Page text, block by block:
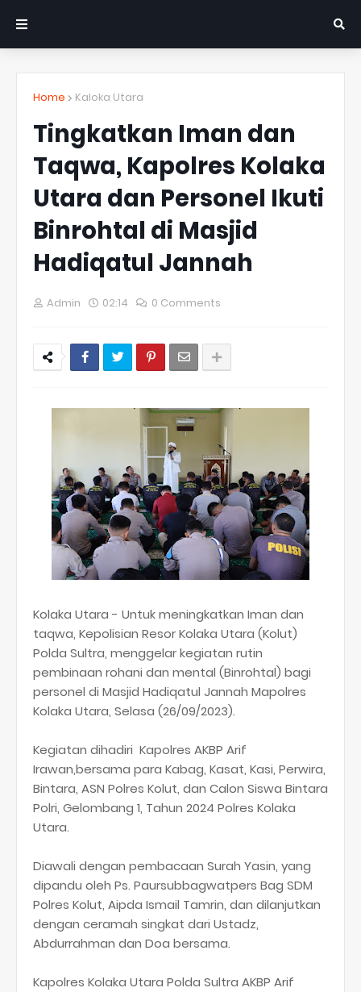
Home Kaloka Utara
Tingkatkan Iman dan
Taqwa, Kapolres Kolaka
Utara dan Personel Ikuti
Binrohtal di Masjid
Hadiqatul Jannah
Admin 02:14 0 Comments
Kolaka Utara - Untuk meningkatkan Iman dan
taqwa, Kepolisian Resor Kolaka Utara (Kolut)
Polda Sultra, menggelar kegiatan rutin
pembinaan rohani dan mental (Binrohtal) bagi
personel di Masjid Hadiqatul Jannah Mapolres
Kolaka Utara, Selasa (26/09/2023).
Kegiatan dihadiri Kapolres AKBP Arif
Irawan,bersama para Kabag, Kasat, Kasi, Perwira,
Bintara, ASN Polres Kolut, dan Calon Siswa Bintara
Polri, Gelombang 1, Tahun 2024 Polres Kolaka
Utara.
Diawali dengan pembacaan Surah Yasin, yang
dipandu oleh Ps. Paursubbagwatpers Bag SDM
Polres Kolut, Aipda Ismail Tamrin, dan dilanjutkan
dengan ceramah singkat dari Ustadz,
Abdurrahman dan Doa bersama.
Kapolres Kolaka Utara Polda Sultra AKBP Arif